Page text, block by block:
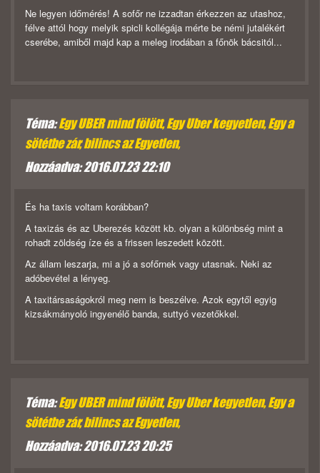
Ne legyen időmérés! A sofőr ne izzadtan érkezzen az utashoz,
félve attól hogy melyik spicli kollégája mérte be némi jutalékért
cserébe, amiből majd kap a meleg irodában a főnök bácsitól...
Téma:Egy UBER mind fölött, Egy Uber kegyetlen, Egy a
sötétbe zár, bilincs az Egyetlen,
Hozzáadva: 2016.07.23 22:10
És ha taxis voltam korábban?
A taxizás és az Uberezés között kb. olyan a különbség mint a
rohadt zöldség íze és a frissen leszedett között.
Az állam leszarja, mi a jó a sofőrnek vagy utasnak. Neki az
adóbevétel a lényeg.
A taxitársaságokról meg nem is beszélve. Azok egytől egyig
kizsákmányoló ingyenélő banda, suttyó vezetőkkel.
Téma:Egy UBER mind fölött, Egy Uber kegyetlen, Egy a
sötétbe zár, bilincs az Egyetlen,
Hozzáadva: 2016.07.23 20:25